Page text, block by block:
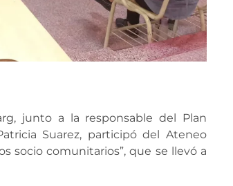
junto a la responsable del Plan
Suarez, participó del Ateneo
socio comunitarios”, que se llevó a